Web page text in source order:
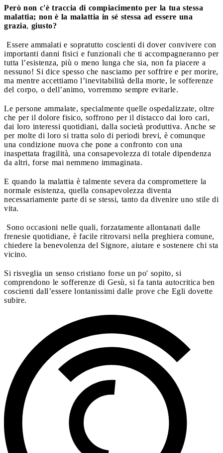
Però non c'è traccia di compiacimento per la tua stessa
malattia; non è la malattia in sé stessa ad essere una
grazia, giusto?
Essere ammalati e sopratutto coscienti di dover convivere con
importanti danni fisici e funzionali che ti accompagneranno per
tutta l’esistenza, più o meno lunga che sia, non fa piacere a
nessuno! Si dice spesso che nasciamo per soffrire e per morire,
ma mentre accettiamo l’inevitabilità della morte, le sofferenze
del corpo, o dell’animo, vorremmo sempre evitarle.
Le persone ammalate, specialmente quelle ospedalizzate, oltre
che per il dolore fisico, soffrono per il distacco dai loro cari,
dai loro interessi quotidiani, dalla società produttiva. Anche se
per molte di loro si tratta solo di periodi brevi, è comunque
una condizione nuova che pone a confronto con una
inaspettata fragilità, una consapevolezza di totale dipendenza
da altri, forse mai nemmeno immaginata.
E quando la malattia è talmente severa da compromettere la
normale esistenza, quella consapevolezza diventa
necessariamente parte di se stessi, tanto da divenire uno stile di
vita.
Sono occasioni nelle quali, forzatamente allontanati dalle
frenesie quotidiane, è facile ritrovarsi nella preghiera comune,
chiedere la benevolenza del Signore, aiutare e sostenere chi sta
vicino.
Si risveglia un senso cristiano forse un po' sopito, si
comprendono le sofferenze di Gesù, si fa tanta autocritica ben
coscienti dall’essere lontanissimi dalle prove che Egli dovette
subire.